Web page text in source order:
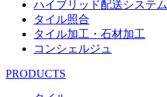
ハイブリッド配送システム
タイル照合
タイル加工・石材加工
コンシェルジュ
PRODUCTS